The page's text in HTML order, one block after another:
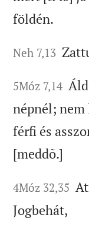
földén.
Neh 7,13
5Móz 7,14
népnél;
férfi és
[meddõ.]
4Móz 32,35
Jogbehát,